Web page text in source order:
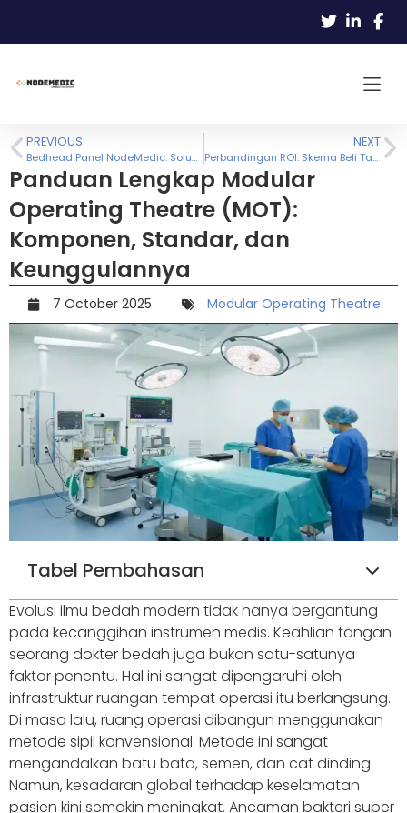
PREVIOUS
Bedhead Panel NodeMedic: Solusi Estetika RS dari Pemasok Terbesar di Indonesia
NEXT
Perbandingan ROI: Skema Beli Tabung Baru (Kredit Bank) vs Kerjasama Instalasi Gratis NodeMedic
Panduan Lengkap Modular
Operating Theatre (MOT):
Komponen, Standar, dan
Keunggulannya
7 October 2025 Modular Operating Theatre
Tabel Pembahasan
Evolusi ilmu bedah modern tidak hanya bergantung
pada kecanggihan instrumen medis. Keahlian tangan
seorang dokter bedah juga bukan satu-satunya
faktor penentu. Hal ini sangat dipengaruhi oleh
infrastruktur ruangan tempat operasi itu berlangsung.
Di masa lalu, ruang operasi dibangun menggunakan
metode sipil konvensional. Metode ini sangat
mengandalkan batu bata, semen, dan cat dinding.
Namun, kesadaran global terhadap keselamatan
pasien kini semakin meningkat. Ancaman bakteri super